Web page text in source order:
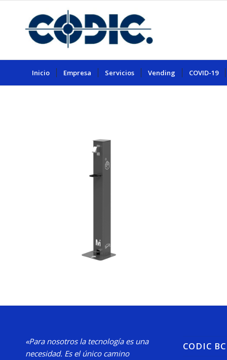
Inicio Empresa Servicios Vending COVID-19
«Para nosotros la tecnología es una
necesidad. Es el único camino
CODIC